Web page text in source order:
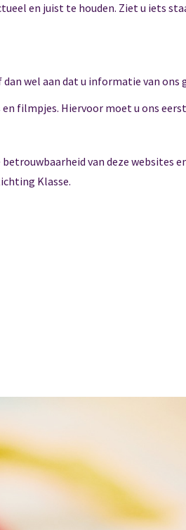
en juist te houden. Ziet u iets
wel aan dat u informatie van ons
filmpjes. Hiervoor moet u ons
van deze websites
Klasse.